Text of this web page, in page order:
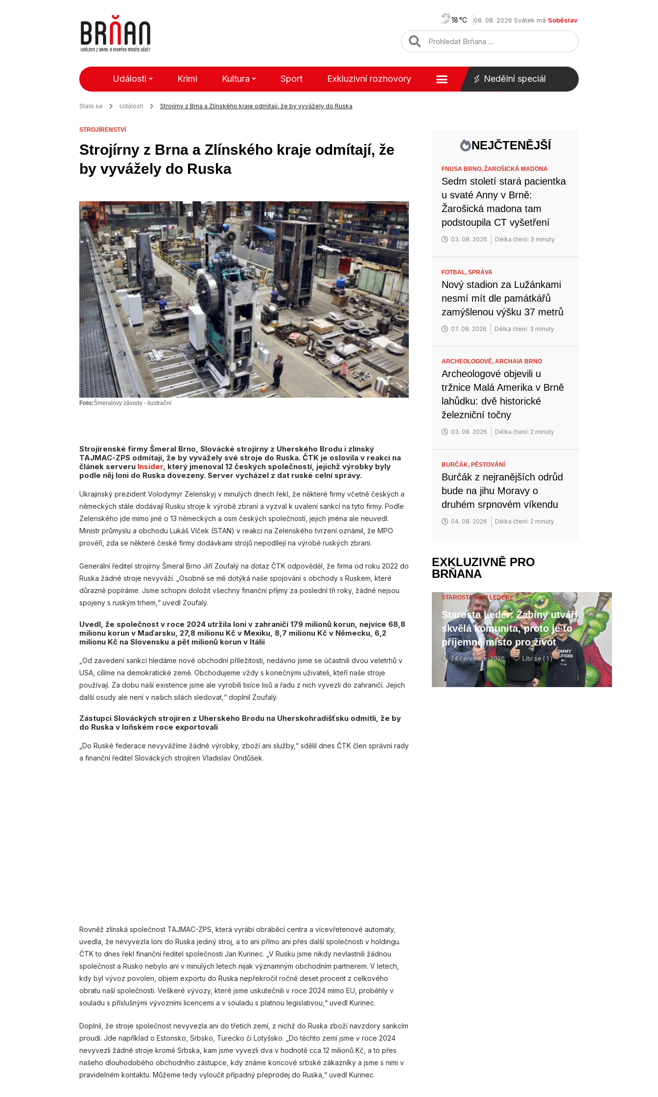
18 08. 08. 2026 Svátek má Soběslav
Události Krimi Kultura Sport Exkluzivní rozhovory Nedělní speciál
Stalo se Události Strojírny z Brna a Zlínského kraje odmítají, že by vyvážely do Ruska
STROJÍRENSTVÍ
Strojírny z Brna a Zlínského kraje odmítají, že
by vyvážely do Ruska
Foto:Šmeralovy závody - ilustrační
Strojírenské firmy Šmeral Brno, Slovácké strojírny z Uherského Brodu i zlínský
TAJMAC-ZPS odmítají, že by vyvážely své stroje do Ruska. ČTK je oslovila v reakci na
článek serveru Insider , který jmenoval 12 českých společností, jejichž výrobky byly
podle něj loni do Ruska dovezeny. Server vycházel z dat ruské celní správy.
Ukrajinský prezident Volodymyr Zelenskyj v minulých dnech řekl, že některé firmy včetně českých a
německých stále dodávají Rusku stroje k výrobě zbraní a vyzval k uvalení sankcí na tyto firmy. Podle
Zelenského jde mimo jiné o 13 německých a osm českých společností, jejich jména ale neuvedl.
Ministr průmyslu a obchodu Lukáš Vlček (STAN) v reakci na Zelenského tvrzení oznámil, že MPO
prověří, zda se některé české firmy dodávkami strojů nepodílejí na výrobě ruských zbraní.
Generální ředitel strojírny Šmeral Brno Jiří Zoufalý na dotaz ČTK odpověděl, že firma od roku 2022 do
Ruska žádné stroje nevyváží. „Osobně se mě dotýká naše spojování s obchody s Ruskem, které
důrazně popíráme. Jsme schopni doložit všechny finanční příjmy za poslední tři roky, žádné nejsou
spojeny s ruským trhem,“ uvedl Zoufalý.
Uvedl, že společnost v roce 2024 utržila loni v zahraničí 179 milionů korun, nejvíce 68,8
milionu korun v Maďarsku, 27,8 milionu Kč v Mexiku, 8,7 milionu Kč v Německu, 6,2
milionu Kč na Slovensku a pět milionů korun v Itálii
„Od zavedení sankcí hledáme nové obchodní příležitosti, nedávno jsme se účastnili dvou veletrhů v
USA, cílíme na demokratické země. Obchodujeme vždy s konečnými uživateli, kteří naše stroje
používají. Za dobu naší existence jsme ale vyrobili tisíce lisů a řadu z nich vyvezli do zahraničí. Jejich
další osudy ale není v našich silách sledovat,“ doplnil Zoufalý.
Zástupci Slováckých strojíren z Uherského Brodu na Uherskohradišťsku odmítli, že by
do Ruska v loňském roce exportovali
„Do Ruské federace nevyvážíme žádné výrobky, zboží ani služby,“ sdělil dnes ČTK člen správní rady
a finanční ředitel Slováckých strojíren Vladislav Ondůšek.
Rovněž zlínská společnost TAJMAC-ZPS, která vyrábí obráběcí centra a vícevřetenové automaty,
uvedla, že nevyvezla loni do Ruska jediný stroj, a to ani přímo ani přes další společnosti v holdingu.
ČTK to dnes řekl finanční ředitel společnosti Jan Kurinec. „V Rusku jsme nikdy nevlastnili žádnou
společnost a Rusko nebylo ani v minulých letech nijak významným obchodním partnerem. V letech,
kdy byl vývoz povolen, objem exportu do Ruska nepřekročil ročně deset procent z celkového
obratu naší společnosti. Veškeré vývozy, které jsme uskutečnili v roce 2024 mimo EU, proběhly v
souladu s příslušnými vývozními licencemi a v souladu s platnou legislativou,“ uvedl Kurinec.
Doplnil, že stroje společnost nevyvezla ani do třetích zemí, z nichž do Ruska zboží navzdory sankcím
proudí. Jde například o Estonsko, Srbsko, Turecko či Lotyšsko. „Do těchto zemí jsme v roce 2024
nevyvezli žádné stroje kromě Srbska, kam jsme vyvezli dva v hodnotě cca 12 milionů Kč, a to přes
našeho dlouhodobého obchodního zástupce, kdy známe koncové srbské zákazníky a jsme s nimi v
pravidelném kontaktu. Můžeme tedy vyloučit případný přeprodej do Ruska,“ uvedl Kurinec.
NEJČTENĚJŠÍ
FNUSA BRNO,ŽAROŠICKÁ MADONA
Sedm století stará pacientka
u svaté Anny v Brně:
Žarošická madona tam
podstoupila CT vyšetření
03. 08. 2026 Délka čtení: 3 minuty
FOTBAL,SPRÁVA
Nový stadion za Lužánkami
nesmí mít dle památkářů
zamýšlenou výšku 37 metrů
07. 08. 2026 Délka čtení: 3 minuty
ARCHEOLOGOVÉ,ARCHAIA BRNO
Archeologové objevili u
tržnice Malá Amerika v Brně
lahůdku: dvě historické
železniční točny
03. 08. 2026 Délka čtení: 2 minuty
BURČÁK,PĚSTOVÁNÍ
Burčák z nejranějších odrůd
bude na jihu Moravy o
druhém srpnovém víkendu
04. 08. 2026 Délka čtení: 2 minuty
EXKLUZIVNĚ PRO
BRŇANA
STAROSTA FILIP LEDER,ROZHOVOR
Starosta Leder: Žabiny utváří
skvělá komunita, proto je to
příjemné místo pro život
24 července, 2026 Líbí se ( 1 )